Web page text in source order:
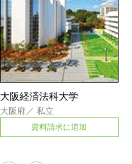
大阪経済法科大学
大阪府／私立
資料請求に追加